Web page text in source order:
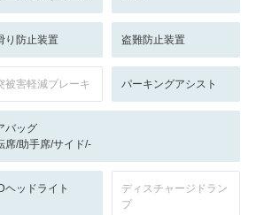
り防止装置 盗難防止装置
被害軽減ブレーキ パーキングアシスト
バッグ
席/助手席/サイド/-
ヘッドライト
ディスチャージドラン
プ